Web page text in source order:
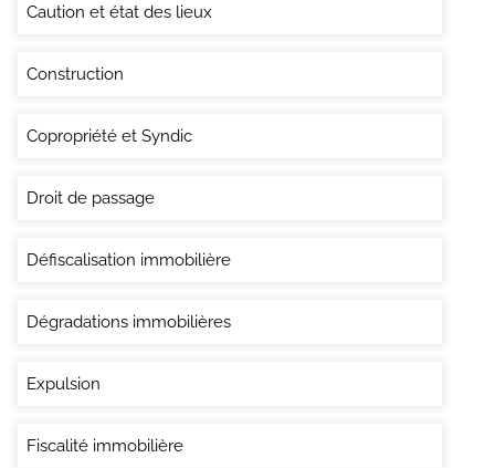
Caution et état des lieux
Construction
Copropriété et Syndic
Droit de passage
Défiscalisation immobilière
Dégradations immobilières
Expulsion
Fiscalité immobilière